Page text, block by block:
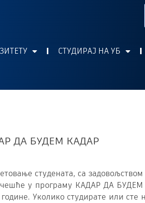
СТУДИРАЈ НА УБ
ДА БУДЕМ КАДАР
студената, са
у програму КАДАР ДА
Уколико студирате или сте